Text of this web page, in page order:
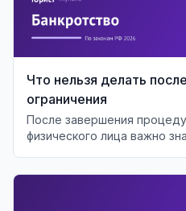
Что нельзя делать
ограничения
После завершения
физического лица важно